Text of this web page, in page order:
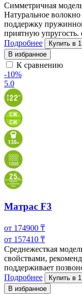
Симметричная
Натуральное
поддержку
приятную упругость.
Подробнее
Купить в
В избранное
К сравнению
-10%
5.0
Матрас F3
от 174900 ₸
от 157410 ₸
Среднежесткая
свойствами,
поддерживает
Подробнее
Купить в
В избранное